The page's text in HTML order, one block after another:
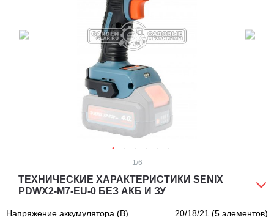
1 /6
ТЕХНИЧЕСКИЕ ХАРАКТЕРИСТИКИ SENIX
PDWX2-M7-EU-0 БЕЗ АКБ И ЗУ
Напряжение аккумулятора (В)
20/18/21 (5 элементов)